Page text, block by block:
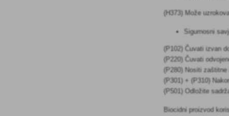
(H373) Može
Sigurnosni
(P102) Čuvati izvan
(P220) Čuvati
(P280) Nositi zaštitne
(P301) + (P310)
(P501) Odložite
Biocidni proizvod